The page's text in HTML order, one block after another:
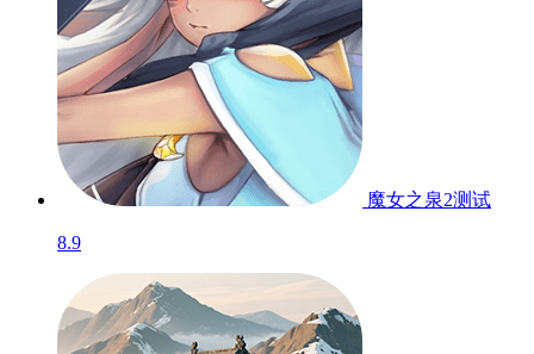
魔女之泉2测试
8.9